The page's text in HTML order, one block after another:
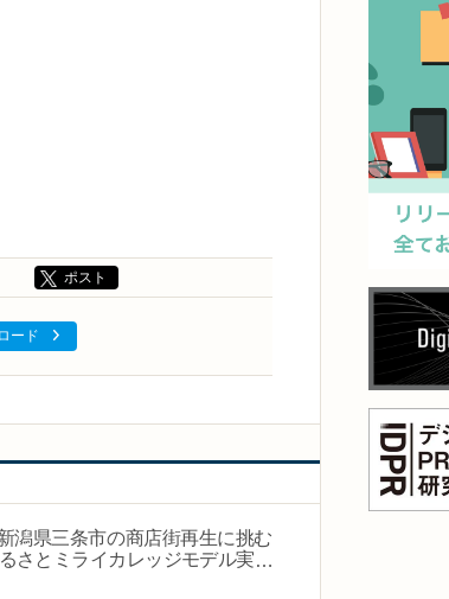
ポスト
ード
潟県三条市の商店街再生に挑む
とミライカレッジモデル実証